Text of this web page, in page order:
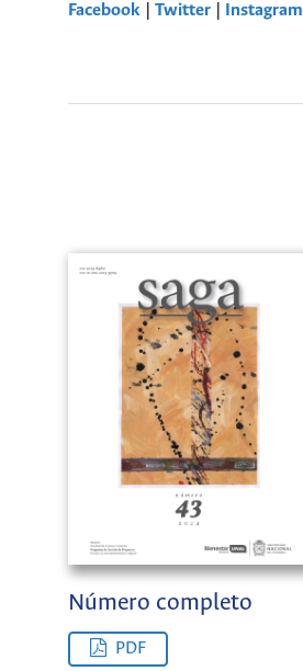
Facebook Twitter Instagram
Número completo
PDF